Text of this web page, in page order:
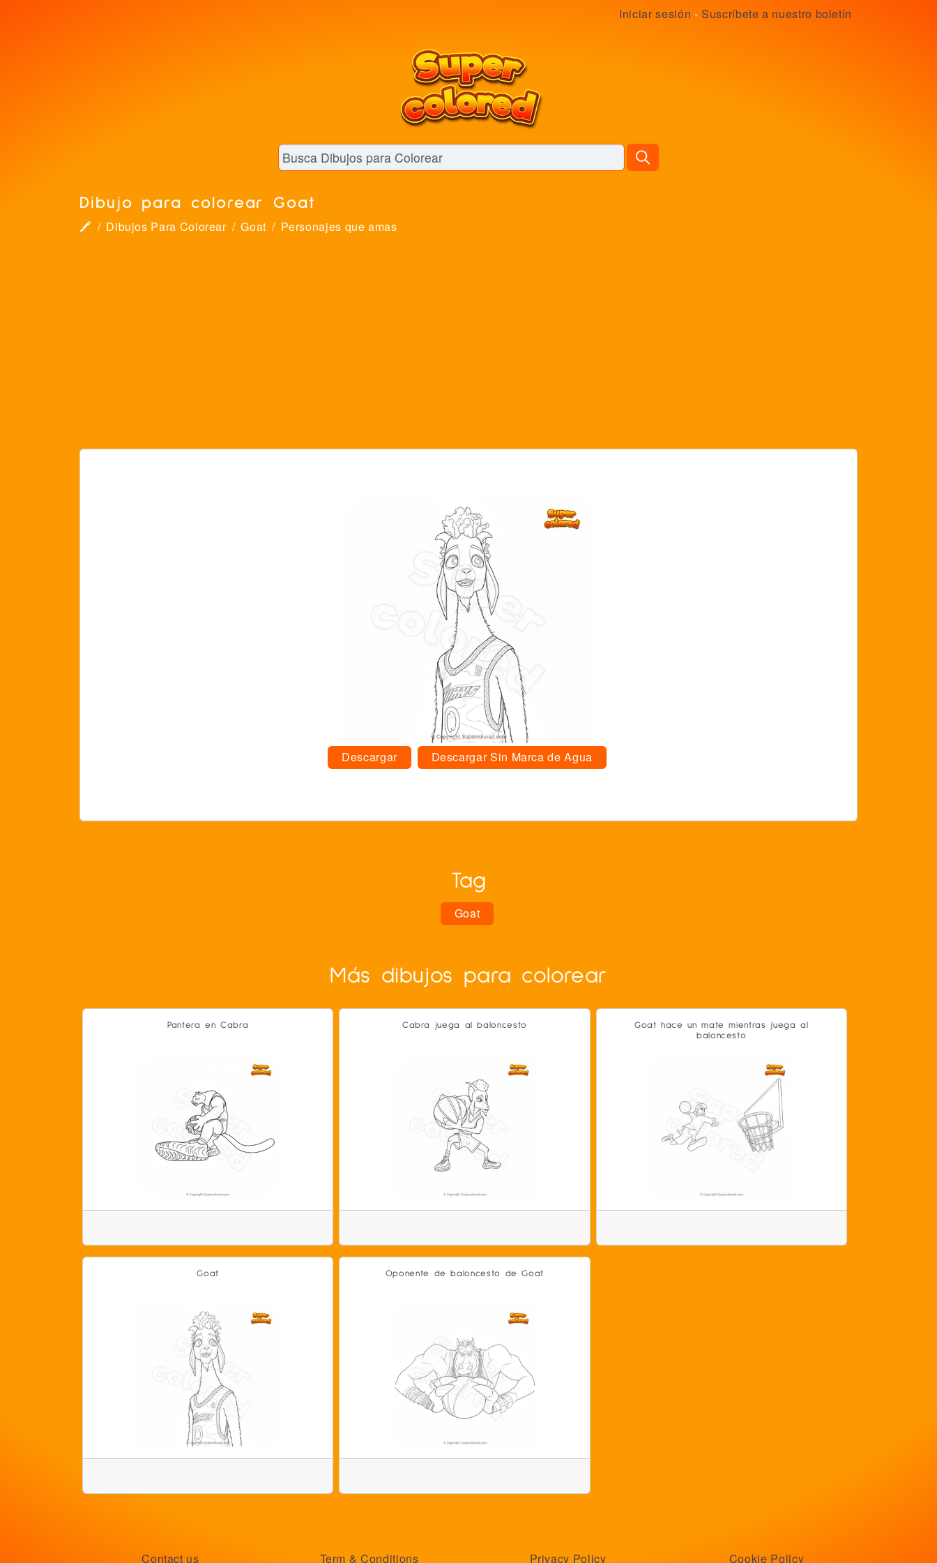
Iniciar sesión -Suscríbete a nuestro boletín
Dibujo para colorear Goat
🖍 Dibujos Para Colorear Goat Personajes que amas
Descargar Descargar Sin Marca de Agua
Tag
Goat
Más dibujos para colorear
Pantera en Cabra Cabra juega al baloncesto
Goat hace un mate mientras juega al
baloncesto
Goat Oponente de baloncesto de Goat
Contact us Term & Conditions Privacy Policy Cookie Policy